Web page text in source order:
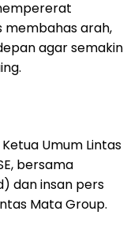
membahas arah,
agar semakin
Umum Lintas
bersama
dan insan pers
Mata Group.